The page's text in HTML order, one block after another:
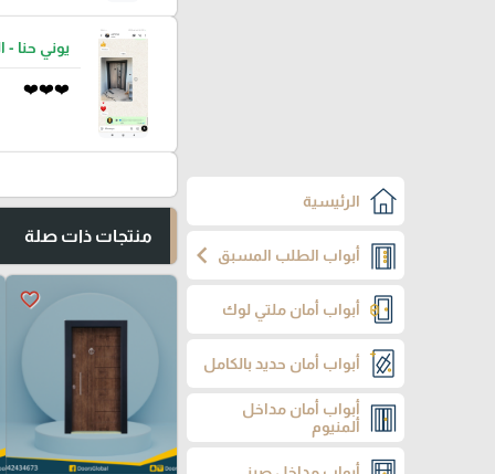
الرئيسية
أبواب الطلب المسبقchevron_left
أبواب أمان ملتي لوك
أبواب أمان حديد بالكامل
أبواب أمان مداخل
ألمنيوم
يوني حنا -
❤️❤️❤️
منتجات ذات صلة
favorite_border